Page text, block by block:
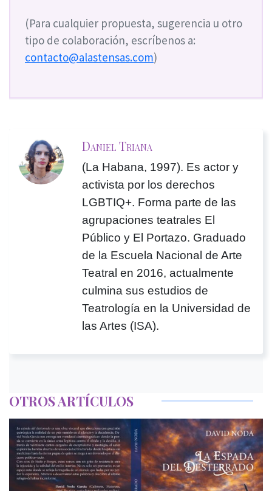
(Para cualquier propuesta, sugerencia u otro
tipo de colaboración, escríbenos a:
contacto@alastensas.com)
Daniel Triana
(La Habana, 1997). Es actor y
activista por los derechos
LGBTIQ+. Forma parte de las
agrupaciones teatrales El
Público y El Portazo. Graduado
de la Escuela Nacional de Arte
Teatral en 2016, actualmente
culmina sus estudios de
Teatrología en la Universidad de
las Artes (ISA).
OTROS ARTÍCULOS